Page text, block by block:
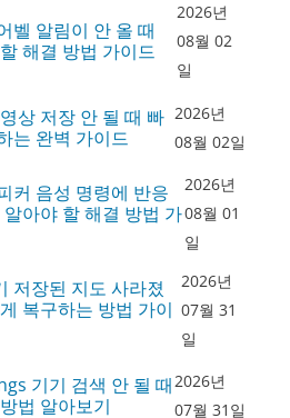
벨 알림이 안 올 때
해결 방법 가이드
2026년
08월 02
일
상 저장 안 될 때 빠
는 완벽 가이드
2026년
08월 02일
커 음성 명령에 반응
아야 할 해결 방법 가
2026년
08월 01
일
저장된 지도 사라졌
복구하는 방법 가이
2026년
07월 31
일
기기 검색 안 될 때
법 알아보기
2026년
07월 31일